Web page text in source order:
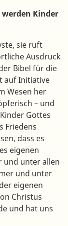
werden Kinder
sie ruft
Ausdruck
Bibel für die
auf Initiative
Wesen her
– und
Gottes
Friedens
dass es
eigenen
und unter allen
und unter
eigenen
Christus
und hat uns